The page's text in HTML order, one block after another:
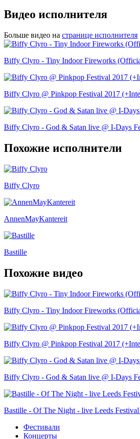
Видео исполнителя
Больше видео на странице исполнителя
Biffy Clyro - Tiny Indoor Fireworks
Biffy Clyro @ Pinkpop Festival 2017
Biffy Clyro - God & Satan live @ I-Days
Похожие исполнители
Biffy Clyro
AnnenMayKantereit
Bastille
Похожие видео
Biffy Clyro - Tiny Indoor Fireworks
Biffy Clyro @ Pinkpop Festival 2017
Biffy Clyro - God & Satan live @ I-Days
Bastille - Of The Night - live Leeds
Фестивали
Концерты